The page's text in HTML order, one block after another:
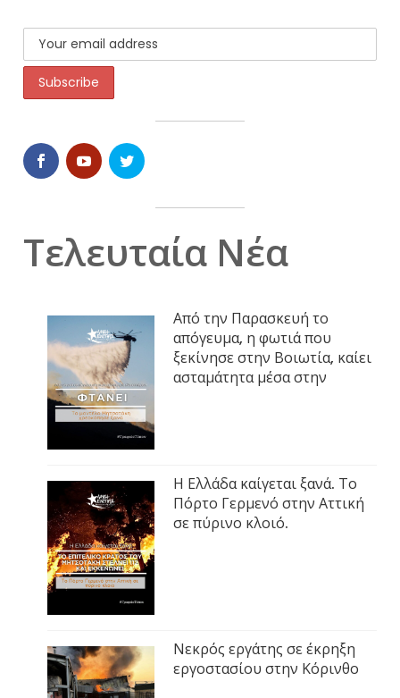
Τελευταία Νέα
Από την Παρασκευή το
απόγευμα, η φωτιά που
ξεκίνησε στην Βοιωτία, καίει
ασταμάτητα μέσα στην
Η Ελλάδα καίγεται ξανά. Το
Πόρτο Γερμενό στην Αττική
σε πύρινο κλοιό.
Νεκρός εργάτης σε έκρηξη
εργοστασίου στην Κόρινθο